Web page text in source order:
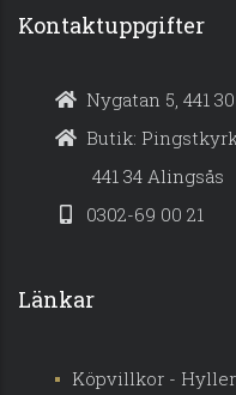
Kontaktuppgifter
Nygatan 5, 441
Butik:
441 34 Alingsås
0302-69 00 21
Länkar
Köpvillkor -